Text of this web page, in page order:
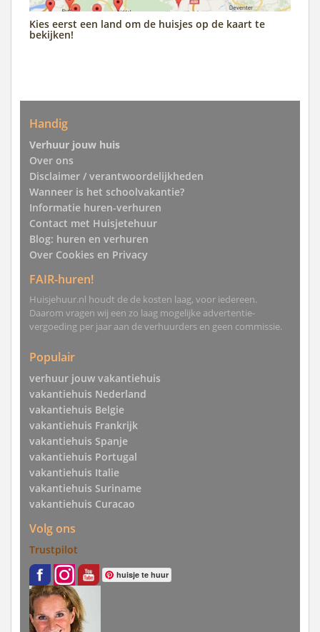
Kies eerst een land om de huisjes op de kaart te
bekijken!
Handig
Verhuur jouw huis
Over ons
Disclaimer / verantwoordelijkheden
Wanneer is het schoolvakantie?
Informatie huren-verhuren
Contact met Huisjetehuur
Blog: huren en verhuren
Over Cookies en Privacy
FAIR-huren!
Huisjehuur.nl houdt de de kosten laag, voor iedereen.
Daarom vragen wij een zo laag mogelijke advertentie-
vergoeding per jaar aan de verhuurders en geen commissie.
Populair
verhuur jouw vakantiehuis
vakantiehuis Nederland
vakantiehuis Belgie
vakantiehuis Frankrijk
vakantiehuis Spanje
vakantiehuis Portugal
vakantiehuis Italie
vakantiehuis Suriname
vakantiehuis Curacao
Volg ons
Trustpilot
huisje te huur